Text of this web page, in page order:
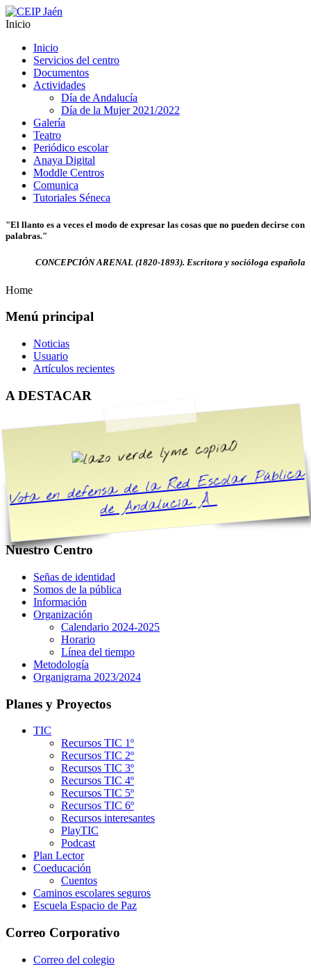
Inicio
Inicio
Servicios del centro
Documentos
Actividades
Día de Andalucía
Día de la Mujer 2021/2022
Galería
Teatro
Periódico escolar
Anaya Digital
Moddle Centros
Comunica
Tutoriales Séneca
"El llanto es a veces el modo de expresar las cosas que no pueden decirse con
palabras."
CONCEPCIÓN ARENAL (1820-1893). Escritora y socióloga española
Home
Menú principal
Noticias
Usuario
Artículos recientes
A DESTACAR
O
Vota en defensa de la Red Escolar Pública
de Andalucía Â
Nuestro Centro
Señas de identidad
Somos de la pública
Información
Organización
Calendario 2024-2025
Horario
Línea del tiempo
Metodología
Organigrama 2023/2024
Planes y Proyectos
TIC
Recursos TIC 1º
Recursos TIC 2º
Recursos TIC 3º
Recursos TIC 4º
Recursos TIC 5º
Recursos TIC 6º
Recursos interesantes
PlayTIC
Podcast
Plan Lector
Coeducación
Cuentos
Caminos escolares seguros
Escuela Espacio de Paz
Correo Corporativo
Correo del colegio